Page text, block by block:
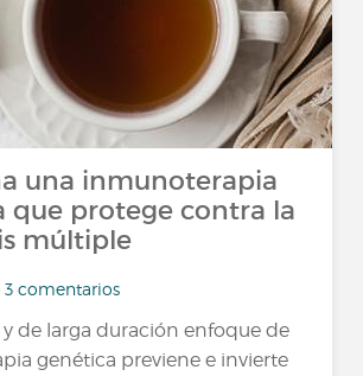
una inmunoterapia
que protege contra la
múltiple
3 comentarios
de larga duración enfoque de
genética previene e invierte